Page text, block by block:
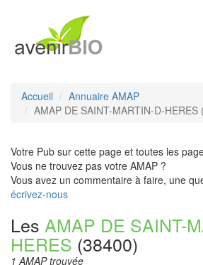
Accueil
Annuaire AMAP
AMAP DE SAINT-MARTIN-D-HERES
Votre Pub sur cette page et toutes les
Vous ne trouvez pas votre AMAP ?
Vous avez un commentaire à faire, une
écrivez-nous
Les AMAP DE SAINT-
HERES (38400)
1 AMAP trouvée